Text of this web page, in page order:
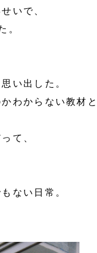
いで、
。
い出した。
わからない教材
て、
ない日常。